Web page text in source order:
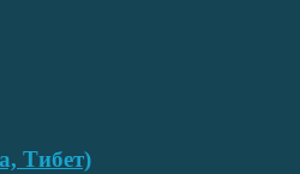
Тибет)